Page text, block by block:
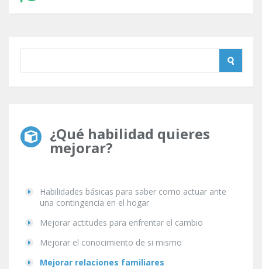
¿Qué habilidad quieres
mejorar?
Habilidades básicas para saber como actuar ante
una contingencia en el hogar
Mejorar actitudes para enfrentar el cambio
Mejorar el conocimiento de si mismo
Mejorar relaciones familiares